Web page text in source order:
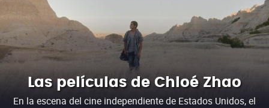
Las películas de Chloé Zhao
En la escena del cine independiente de Estados Unidos, el